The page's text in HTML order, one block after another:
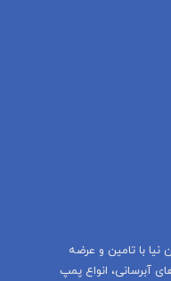
با تامين و عرضه
آبرسانى، انواع پمپ